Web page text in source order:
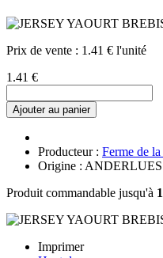
Prix de vente : 1.41 € l'unité
1.41 €
Ajouter au panier
Producteur : Ferme de
Origine : ANDERLUES
Produit commandable jusqu'à 1
Imprimer